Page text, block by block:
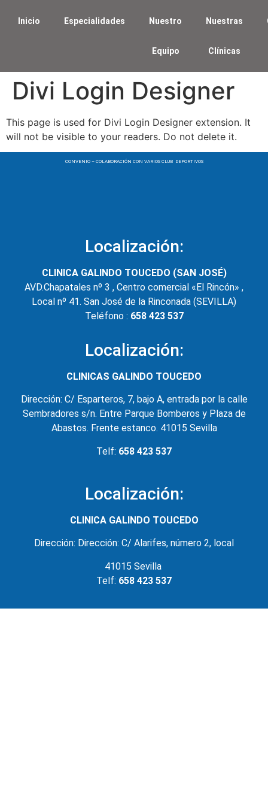
Inicio Especialidades Nuestro
Equipo
Nuestras
Clínicas
Divi Login Designer
This page is used for Divi Login Designer extension. It
will not be visible to your readers. Do not delete it.
CONVENIO – COLABORACIÓN CON VARIOS CLUB DEPORTIVOS
Localización:
CLINICA GALINDO TOUCEDO (SAN JOSÉ)
AVD.Chapatales nº 3 , Centro comercial «El Rincón» ,
Local nº 41. San José de la Rinconada (SEVILLA)
Teléfono : 658 423 537
Localización:
CLINICAS GALINDO TOUCEDO
Dirección: C/ Esparteros, 7, bajo A, entrada por la calle
Sembradores s/n. Entre Parque Bomberos y Plaza de
Abastos. Frente estanco. 41015 Sevilla
Telf: 658 423 537
Localización:
CLINICA GALINDO TOUCEDO
Dirección: Dirección: C/ Alarifes, número 2, local
41015 Sevilla
Telf: 658 423 537